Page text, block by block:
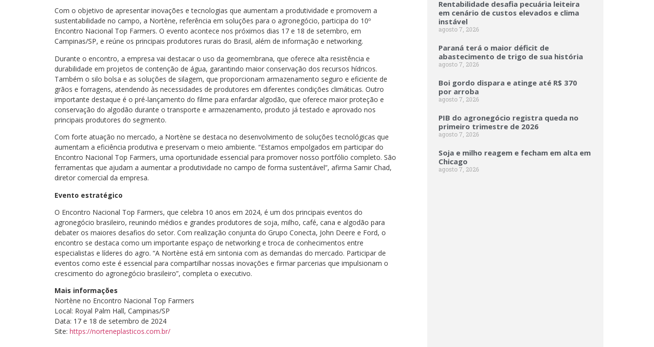
Com o objetivo de apresentar inovações e tecnologias que aumentam a produtividade e promovem a
sustentabilidade no campo, a Nortène, referência em soluções para o agronegócio, participa do 10º
Encontro Nacional Top Farmers. O evento acontece nos próximos dias 17 e 18 de setembro, em
Campinas/SP, e reúne os principais produtores rurais do Brasil, além de informação e networking.
Durante o encontro, a empresa vai destacar o uso da geomembrana, que oferece alta resistência e
durabilidade em projetos de contenção de água, garantindo maior conservação dos recursos hídricos.
Também o silo bolsa e as soluções de silagem, que proporcionam armazenamento seguro e eficiente de
grãos e forragens, atendendo às necessidades de produtores em diferentes condições climáticas. Outro
importante destaque é o pré-lançamento do filme para enfardar algodão, que oferece maior proteção e
conservação do algodão durante o transporte e armazenamento, produto já testado e aprovado nos
principais produtores do segmento.
Com forte atuação no mercado, a Nortène se destaca no desenvolvimento de soluções tecnológicas que
aumentam a eficiência produtiva e preservam o meio ambiente. “Estamos empolgados em participar do
Encontro Nacional Top Farmers, uma oportunidade essencial para promover nosso portfólio completo. São
ferramentas que ajudam a aumentar a produtividade no campo de forma sustentável”, afirma Samir Chad,
diretor comercial da empresa.
Evento estratégico
O Encontro Nacional Top Farmers, que celebra 10 anos em 2024, é um dos principais eventos do
agronegócio brasileiro, reunindo médios e grandes produtores de soja, milho, café, cana e algodão para
debater os maiores desafios do setor. Com realização conjunta do Grupo Conecta, John Deere e Ford, o
encontro se destaca como um importante espaço de networking e troca de conhecimentos entre
especialistas e líderes do agro. “A Nortène está em sintonia com as demandas do mercado. Participar de
eventos como este é essencial para compartilhar nossas inovações e firmar parcerias que impulsionam o
crescimento do agronegócio brasileiro”, completa o executivo.
Mais informações
Nortène no Encontro Nacional Top Farmers
Local: Royal Palm Hall, Campinas/SP
Data: 17 e 18 de setembro de 2024
Site: https://norteneplasticos.com.br/
Rentabilidade desafia pecuária leiteira
em cenário de custos elevados e clima
instável
agosto 7, 2026
Paraná terá o maior déficit de
abastecimento de trigo de sua história
agosto 7, 2026
Boi gordo dispara e atinge até R$ 370
por arroba
agosto 7, 2026
PIB do agronegócio registra queda no
primeiro trimestre de 2026
agosto 7, 2026
Soja e milho reagem e fecham em alta em
Chicago
agosto 7, 2026